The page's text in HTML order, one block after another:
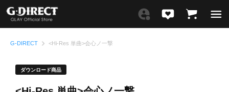
G-DIRECT <Hi-Res 単曲>会心ノ一撃
ダウンロード商品